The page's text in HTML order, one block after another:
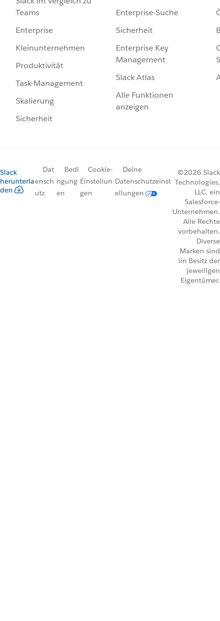
Teams
Enterprise
Kleinunternehmen
Produktivität
Task-Management
Skalierung
Sicherheit
Enterprise-Suche
Sicherheit
Enterprise Key
Management
Slack Atlas
Alle Funktionen
anzeigen
Slack
herunterla
den
Dat
ensch
utz
Bedi
ngung
en
Cookie-
Einstellun
gen
Deine
Datenschutzeinst
ellungen
©2026 Slack
Technologies,
LLC, ein
Salesforce-
Unternehmen.
Alle Rechte
vorbehalten.
Diverse
Marken sind
im Besitz der
jeweiligen
Eigentümer.